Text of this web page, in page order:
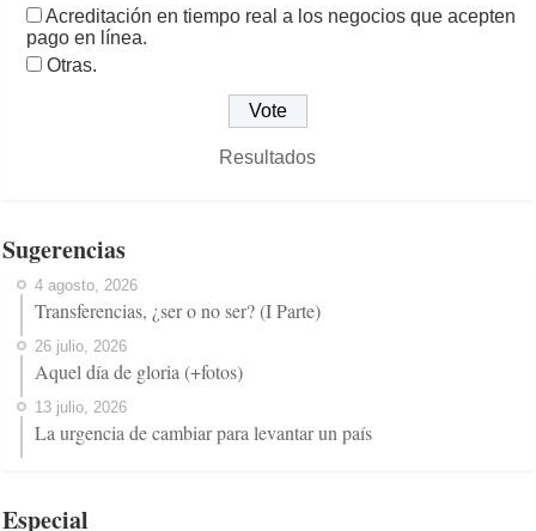
Acreditación en tiempo real a los negocios que acepten
pago en línea.
Otras.
Resultados
Sugerencias
4 agosto, 2026
Transferencias, ¿ser o no ser? (I Parte)
26 julio, 2026
Aquel día de gloria (+fotos)
13 julio, 2026
La urgencia de cambiar para levantar un país
Especial